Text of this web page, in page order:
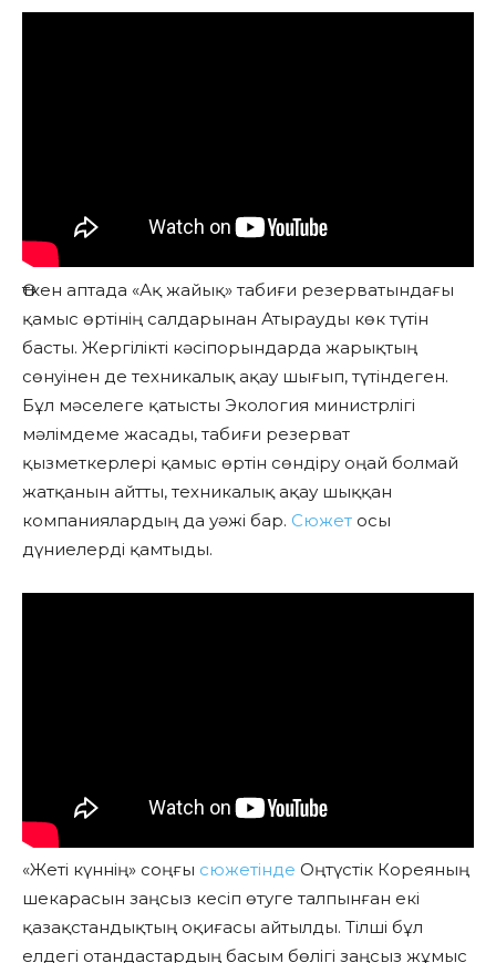
Өткен аптада «Ақ жайық» табиғи резерватындағы
қамыс өртінің салдарынан Атырауды көк түтін
басты. Жергілікті кәсіпорындарда жарықтың
сөнуінен де техникалық ақау шығып, түтіндеген.
Бұл мәселеге қатысты Экология министрлігі
мәлімдеме жасады, табиғи резерват
қызметкерлері қамыс өртін сөндіру оңай болмай
жатқанын айтты, техникалық ақау шыққан
компаниялардың да уәжі бар. Сюжет осы
дүниелерді қамтыды.
«Жеті күннің» соңғы сюжетінде Оңтүстік Кореяның
шекарасын заңсыз кесіп өтуге талпынған екі
қазақстандықтың оқиғасы айтылды. Тілші бұл
елдегі отандастардың басым бөлігі заңсыз жұмыс